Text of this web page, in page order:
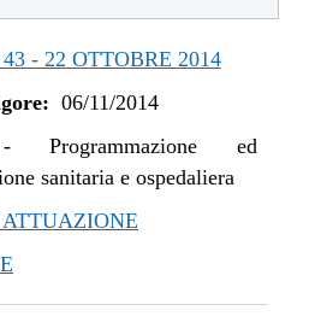
2016
2016
2015
2014
- 22 OTTOBRE 2014
06/11/2014
Programmazione ed
sanitaria e ospedaliera